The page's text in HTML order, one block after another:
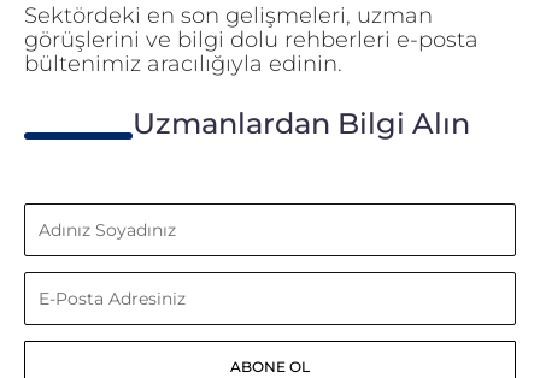
Sektördeki en son gelişmeleri, uzman
görüşlerini ve bilgi dolu rehberleri e-posta
bültenimiz aracılığıyla edinin.
Uzmanlardan Bilgi Alın
Adınız
Soyadınız
E-
Posta
ABONE OL